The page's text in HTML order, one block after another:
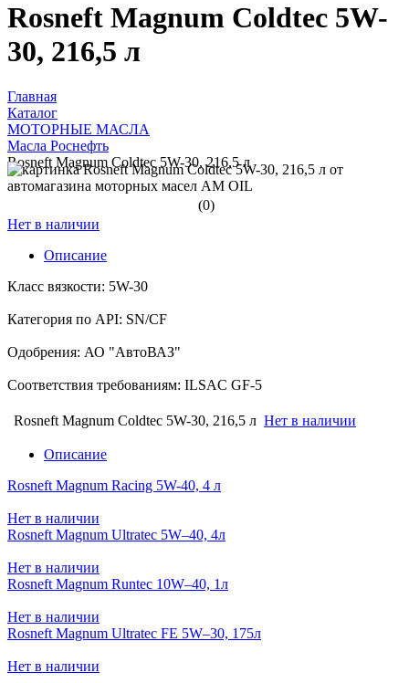
Rosneft Magnum Coldtec 5W-
30, 216,5 л
Главная
Каталог
МОТОРНЫЕ МАСЛА
Масла Роснефть
Rosneft Magnum Coldtec 5W-30, 216,5 л
(0)
Нет в наличии
Описание
Класс вязкости: 5W-30
Категория по API: SN/CF
Одобрения: АО "АвтоВАЗ"
Соответствия требованиям: ILSAC GF-5
Rosneft Magnum Coldtec 5W-30, 216,5 л Нет в наличии
Описание
Rosneft Magnum Racing 5W-40, 4 л
Нет в наличии
Rosneft Magnum Ultratec 5W–40, 4л
Нет в наличии
Rosneft Magnum Runtec 10W–40, 1л
Нет в наличии
Rosneft Magnum Ultratec FE 5W–30, 175л
Нет в наличии